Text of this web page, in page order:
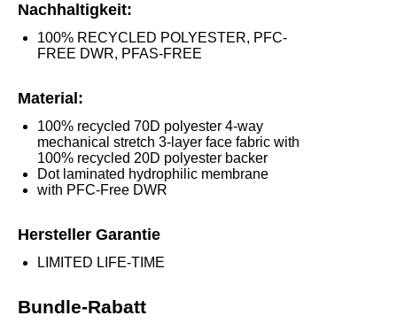
Nachhaltigkeit:
100% RECYCLED POLYESTER, PFC-
FREE DWR, PFAS-FREE
Material:
100% recycled 70D polyester 4-way
mechanical stretch 3-layer face fabric with
100% recycled 20D polyester backer
Dot laminated hydrophilic membrane
with PFC-Free DWR
Hersteller Garantie
LIMITED LIFE-TIME
Bundle-Rabatt